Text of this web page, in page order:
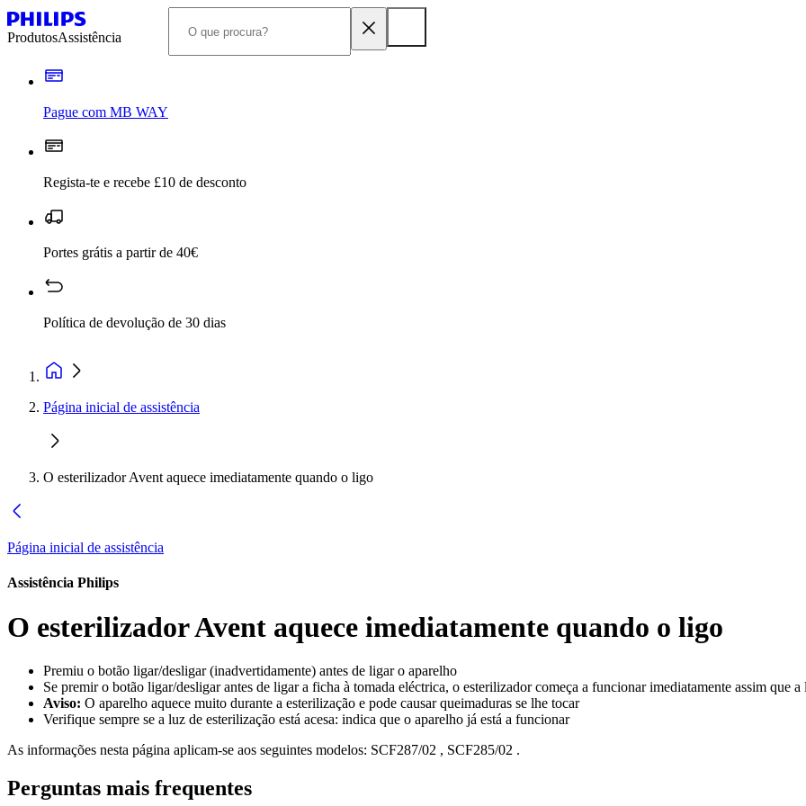
ProdutosAssistência
Pague com MB WAY
Regista-te e recebe £10 de desconto
Portes grátis a partir de 40€
Política de devolução de 30 dias
Página inicial de assistência
O esterilizador Avent aquece imediatamente quando o ligo
Página inicial de assistência
Assistência Philips
O esterilizador Avent aquece imediatamente quando o ligo
Premiu o botão ligar/desligar (inadvertidamente) antes de ligar o aparelho
Se premir o botão ligar/desligar antes de ligar a ficha à tomada eléctrica, o esterilizador começa a funcionar imediatamente assim que a
Aviso: O aparelho aquece muito durante a esterilização e pode causar queimaduras se lhe tocar
Verifique sempre se a luz de esterilização está acesa: indica que o aparelho já está a funcionar
As informações nesta página aplicam-se aos seguintes modelos: SCF287/02 , SCF285/02 .
Perguntas mais frequentes